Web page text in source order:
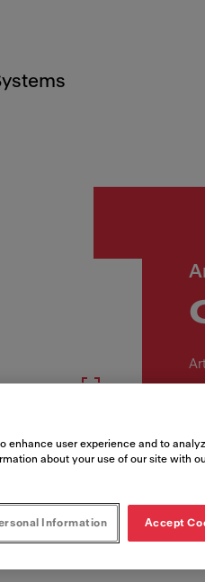
enhance user experience and to
about your use of our site with
Information Accept